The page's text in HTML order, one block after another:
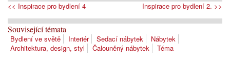
<< Inspirace pro bydlení 4 Inspirace pro bydlení 2. >>
Související témata
Bydlení ve světě Interiér Sedací nábytek
Nábytek
Architektura, design, styl
Čalouněný nábytek Téma